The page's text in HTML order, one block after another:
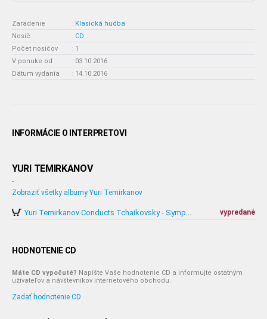
Zaradenie : Klasická hudba
Nosič
: CD
Počet nosičov
: 1
V ponuke od
: 03.10.2016
Dátum vydania
: 14.10.2016
INFORMÁCIE O INTERPRETOVI
YURI TEMIRKANOV
-
Zobraziť všetky albumy Yuri Temirkanov
Yuri Temirkanov Conducts Tchaikovsky - Symphonies no. 1-6 (6CD) vypredané
HODNOTENIE CD
Máte CD vypočuté? Napíšte Vaše hodnotenie CD a informujte ostatným
užívateľov a návštevníkov internetového obchodu.
Zadať hodnotenie CD